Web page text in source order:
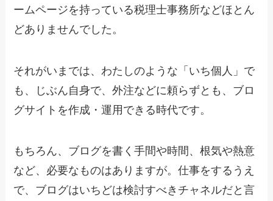
ームページを持っている税理士事務所などほとん
どありませんでした。
それがいまでは、わたしのような「いち個人」で
も、じぶん自身で、外注などに頼らずとも、ブロ
グサイトを作成・運用できる時代です。
もちろん、ブログを書く手間や時間、根気や熱意
など、必要なものはありますが。仕事をするうえ
で、ブログはいちどは検討すべきチャネルだと言